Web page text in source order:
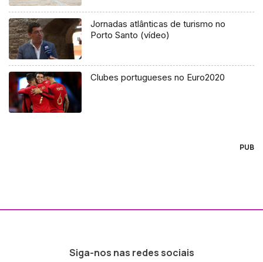
Jornadas atlânticas de turismo no
Porto Santo (vídeo)
Clubes portugueses no Euro2020
PUB
Siga-nos nas redes sociais